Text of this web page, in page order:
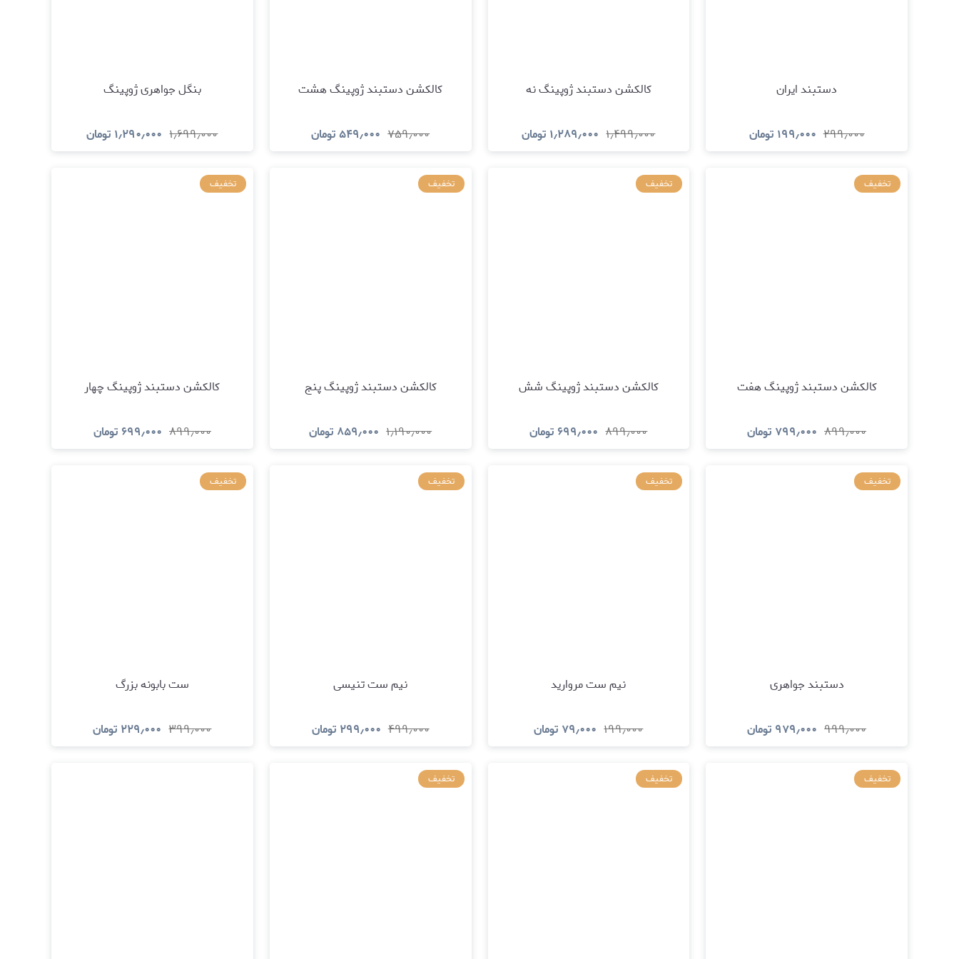
دستبند ایران
۲۹۹٫۰۰۰ ۱۹۹٫۰۰۰ تومان
کالکشن دستبند ژوپینگ نه
۱٫۴۹۹٫۰۰۰ ۱٫۲۸۹٫۰۰۰ تومان
کالکشن دستبند ژوپینگ هشت
۷۵۹٫۰۰۰ ۵۴۹٫۰۰۰تومان
بنگل جواهری ژوپینگ
۱٫۶۹۹٫۰۰۰ ۱٫۲۹۰٫۰۰۰ تومان
تخفیف
کالکشن دستبند ژوپینگ هفت
۸۹۹٫۰۰۰ ۷۹۹٫۰۰۰ تومان
تخفیف
کالکشن دستبند ژوپینگ شش
۸۹۹٫۰۰۰ ۶۹۹٫۰۰۰ تومان
تخفیف
کالکشن دستبند ژوپینگ پنج
۱٫۱۹۰٫۰۰۰ ۸۵۹٫۰۰۰ تومان
تخفیف
کالکشن دستبند ژوپینگ چهار
۸۹۹٫۰۰۰ ۶۹۹٫۰۰۰ تومان
تخفیف
دستبند جواهری
۹۹۹٫۰۰۰ ۹۷۹٫۰۰۰ تومان
تخفیف
نیم ست مروارید
۱۹۹٫۰۰۰ ۷۹٫۰۰۰ تومان
تخفیف
نیم ست تنیسی
۴۹۹٫۰۰۰ ۲۹۹٫۰۰۰ تومان
تخفیف
ست بابونه بزرگ
۳۹۹٫۰۰۰ ۲۲۹٫۰۰۰ تومان
تخفیف تخفیف تخفیف